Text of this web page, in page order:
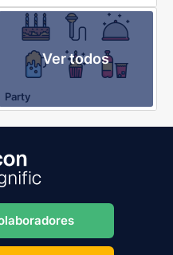
Ver todos
Party